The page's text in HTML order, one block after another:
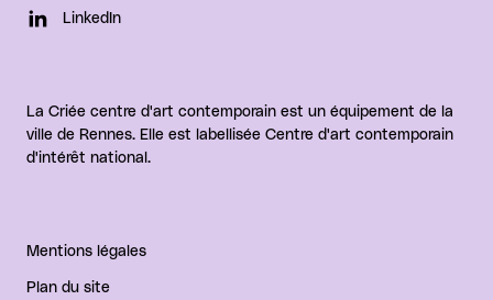
LinkedIn
La Criée centre d'art contemporain est un équipement de la
ville de Rennes. Elle est labellisée Centre d'art contemporain
d'intérêt national.
Mentions légales
Plan du site